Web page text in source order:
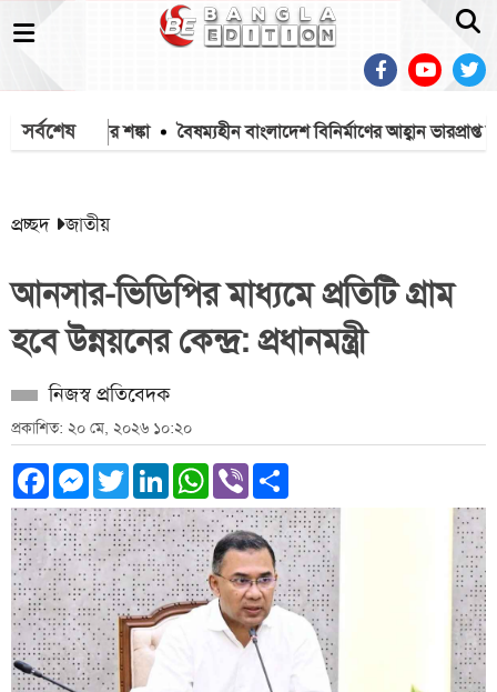
সর্বশেষ
বন্যার শঙ্কা বৈষম্যহীন বাংলাদেশ বিনির্মাণের আহ্বান ভারপ্রাপ্ত
প্রচ্ছদ জাতীয়
আনসার-ভিডিপির মাধ্যমে প্রতিটি গ্রাম
হবে উন্নয়নের কেন্দ্র: প্রধানমন্ত্রী
নিজস্ব প্রতিবেদক
প্রকাশিত: ২০ মে, ২০২৬ ১০:২০
Facebook
Messenger
TwitterLinkedInWhatsApp
Viber